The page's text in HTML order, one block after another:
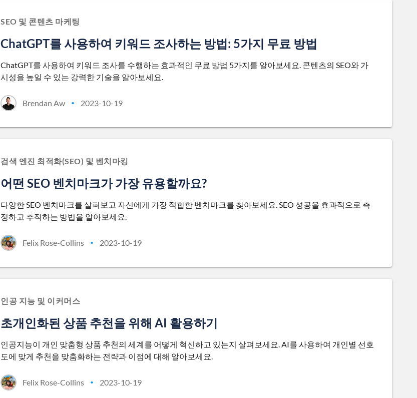
SEO 및 콘텐츠 마케팅
ChatGPT를 사용하여 키워드 조사하는 방법: 5가지 무료 방법
ChatGPT를 사용하여 키워드 조사를 수행하는 효과적인 무료 방법 5가지를 알아보세요. 콘텐츠의 SEO와 가
시성을 높일 수 있는 강력한 기술을 알아보세요.
Brendan Aw • 2023-10-19
검색 엔진 최적화(SEO) 및 벤치마킹
어떤 SEO 벤치마크가 가장 유용할까요?
다양한 SEO 벤치마크를 살펴보고 자신에게 가장 적합한 벤치마크를 찾아보세요. SEO 성공을 효과적으로 측
정하고 추적하는 방법을 알아보세요.
Felix Rose-Collins • 2023-10-19
인공 지능 및 이커머스
초개인화된 상품 추천을 위해 AI 활용하기
인공지능이 개인 맞춤형 상품 추천의 세계를 어떻게 혁신하고 있는지 살펴보세요. AI를 사용하여 개인별 선호
도에 맞게 추천을 맞춤화하는 전략과 이점에 대해 알아보세요.
Felix Rose-Collins • 2023-10-19